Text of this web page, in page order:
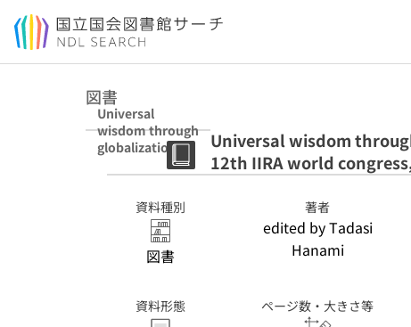
本文へ移動
図書
Universal
wisdom through
globalization :
selected papers
from 12th IIRA
world congress,
Universal wisdom
12th IIRA world
資料種別
図書
著者
edited by Tadasi
Hanami
資料形態 ページ数・大きさ等